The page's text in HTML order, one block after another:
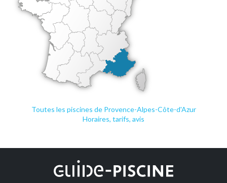
Toutes les piscines de Provence-Alpes-Côte-d'Azur
Horaires, tarifs, avis